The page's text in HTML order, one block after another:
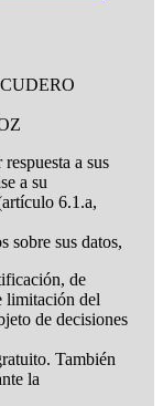
a sus
a su
6.1.a,
sobre sus datos,
de
limitación del
de decisiones
También
la